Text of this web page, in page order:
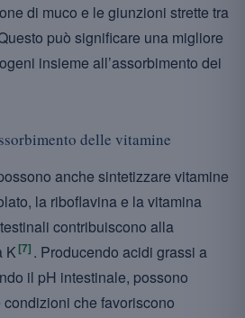
di muco e le giunzioni strette tra
può significare una migliore
insieme all’assorbimento dei
delle vitamine
anche sintetizzare vitamine
la riboflavina e la vitamina
contribuiscono alla
K [7] . Producendo acidi grassi a
il pH intestinale, possono
che favoriscono